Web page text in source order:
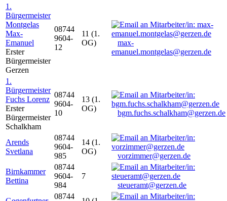
1.
Bürgermeister
Montgelas
Max-
Emanuel
Erster
Bürgermeister
Gerzen
08744
9604-
12
11 (1.
OG)
max-
emanuel.montgelas@gerzen.de
1.
Bürgermeister
Fuchs Lorenz
Erster
Bürgermeister
Schalkham
08744
9604-
10
13 (1.
OG)
bgm.fuchs.schalkham@gerzen.de
Arends
Svetlana
08744
9604-
985
14 (1.
OG)
vorzimmer@gerzen.de
Birnkammer
Bettina
08744
9604-
984
7
steueramt@gerzen.de
08744